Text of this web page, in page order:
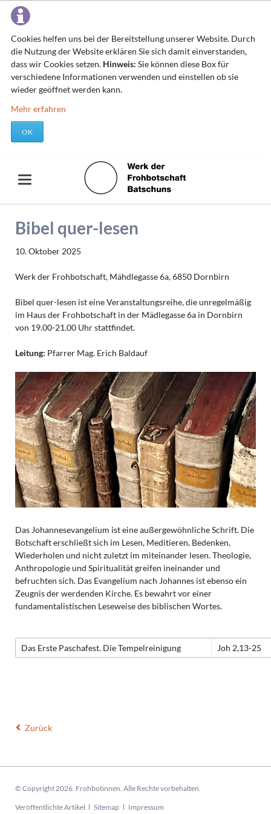
Cookies helfen uns bei der Bereitstellung unserer Website. Durch
die Nutzung der Website erklären Sie sich damit einverstanden,
dass wir Cookies setzen. Hinweis: Sie können diese Box für
verschiedene Informationen verwenden und einstellen ob sie
wieder geöffnet werden kann.
Mehr erfahren
OK
Bibel quer-lesen
10. Oktober 2025
Werk der Frohbotschaft, Mähdlegasse 6a, 6850 Dornbirn
Bibel quer-lesen ist eine Veranstaltungsreihe, die unregelmäßig
im Haus der Frohbotschaft in der Mädlegasse 6a in Dornbirn
von 19.00-21.00 Uhr stattfindet.
Leitung: Pfarrer Mag. Erich Baldauf
Das Johannesevangelium ist eine außergewöhnliche Schrift. Die
Botschaft erschließt sich im Lesen, Meditieren, Bedenken,
Wiederholen und nicht zuletzt im miteinander lesen. Theologie,
Anthropologie und Spiritualität greifen ineinander und
befruchten sich. Das Evangelium nach Johannes ist ebenso ein
Zeugnis der werdenden Kirche. Es bewahrt vor einer
fundamentalistischen Leseweise des biblischen Wortes.
Das Erste Paschafest. Die Tempelreinigung Joh 2,13-25
Zurück
© Copyright 2026. Frohbotinnen. Alle Rechte vorbehalten.
Navigation
Veröffentlichte Artikel Sitemap Impressum